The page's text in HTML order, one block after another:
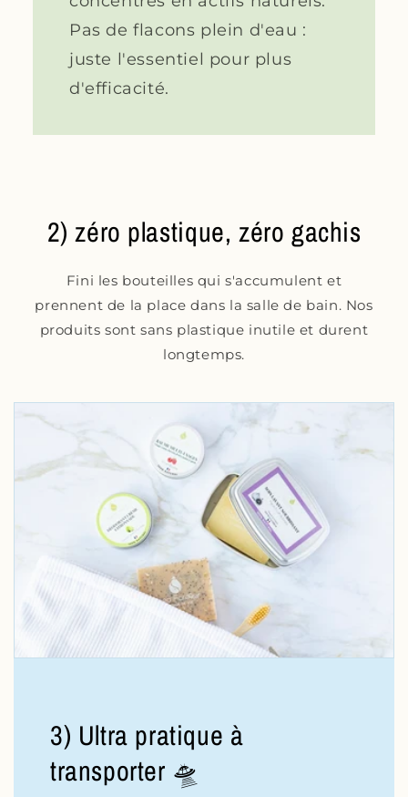
Pas de flacons plein d'eau :
juste l'essentiel pour plus
d'efficacité.
2) zéro plastique, zéro gachis
Fini les bouteilles qui s'accumulent et
prennent de la place dans la salle de bain. Nos
produits sont sans plastique inutile et durent
longtemps.
3) Ultra pratique à
transporter 🛸